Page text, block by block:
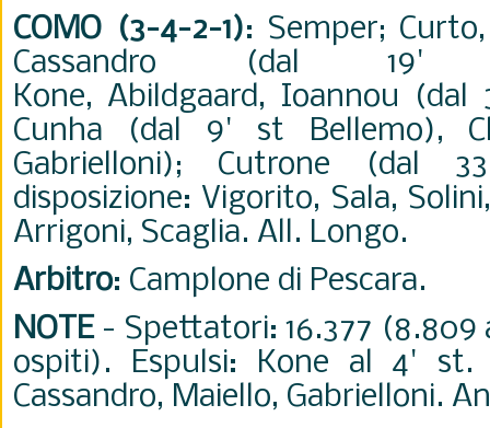
COMO (3-4-2-1): Semper;
Cassandro (dal 19'
Kone, Abildgaard, Ioannou (dal
Cunha (dal 9' st Bellemo),
Gabrielloni); Cutrone (dal
disposizione: Vigorito, Sala,
Arrigoni, Scaglia. All. Longo.
Arbitro: Camplone di Pescara.
NOTE - Spettatori: 16.377
ospiti). Espulsi: Kone al 4' st.
Cassandro, Maiello, Gabrielloni.